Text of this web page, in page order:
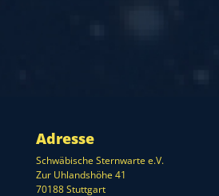
Adresse
Schwäbische Sternwarte e.V.
Zur Uhlandshöhe 41
70188 Stuttgart